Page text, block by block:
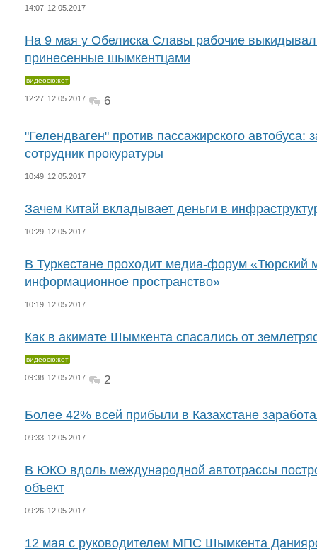
14:07 12.05.2017
На 9 мая у Обелиска Славы рабочие
принесенные шымкентцами
видеосюжет
12:27 12.05.2017 6
"Гелендваген" против пассажирского автобуса:
сотрудник прокуратуры
10:49 12.05.2017
Зачем Китай вкладывает деньги в
10:29 12.05.2017
В Туркестане проходит медиа-форум «Тюрский
информационное пространство»
10:19 12.05.2017
Как в акимате Шымкента спасались от
видеосюжет
09:38 12.05.2017 2
Более 42% всей прибыли в Казахстане
09:33 12.05.2017
В ЮКО вдоль международной автотрассы
объект
09:26 12.05.2017
12 мая с руководителем МПС Шымкента